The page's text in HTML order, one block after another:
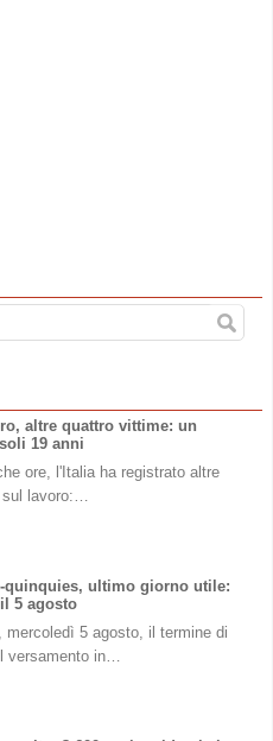
altre quattro vittime: un
19 anni
ore, l'Italia ha registrato altre
lavoro:…
quinquies, ultimo giorno utile:
5 agosto
mercoledì 5 agosto, il termine di
versamento in…